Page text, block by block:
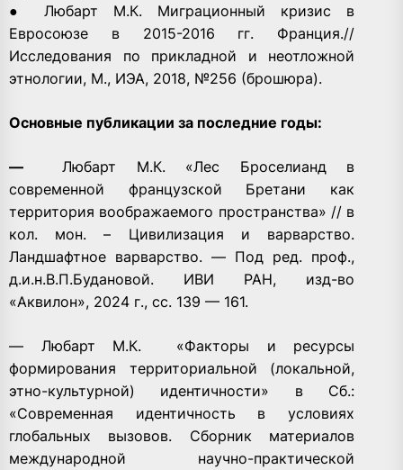
● Любарт М.К. Миграционный кризис в
Евросоюзе в 2015-2016 гг. Франция.//
Исследования по прикладной и неотложной
этнологии, М., ИЭА, 2018, №256 (брошюра).
Основные публикации за последние годы:
—
Любарт М.К. «Лес Броселианд в
современной французской Бретани как
территория воображаемого пространства» // в
кол. мон. – Цивилизация и варварство.
Ландшафтное варварство. — Под ред. проф.,
д.и.н.В.П.Будановой. ИВИ РАН, изд-во
«Аквилон», 2024 г., сс. 139 — 161.
— Любарт М.К.
«Факторы и ресурсы
формирования территориальной (локальной,
этно-культурной) идентичности» в Сб.:
«Современная идентичность в условиях
глобальных вызовов. Сборник материалов
международной научно-практической